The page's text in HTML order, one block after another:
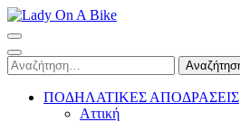
Skip
to
content
(Press
Enter)
Αναζήτηση
για:
ΠΟΔΗΛΑΤΙΚΕΣ ΑΠΟΔΡΑΣΕΙΣ
Αττική